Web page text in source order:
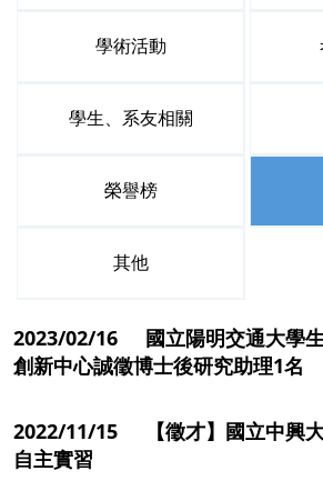
學術活動
學生、系友相關
榮譽榜
其他
2023/02/16 國立陽明交通大學
創新中心誠徵博士後研究助理1名
2022/11/15 【徵才】國立中興
自主實習